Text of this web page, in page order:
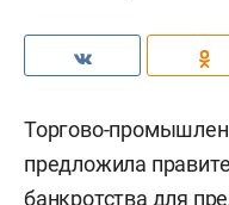
Торгово-
предложила
банкротства для